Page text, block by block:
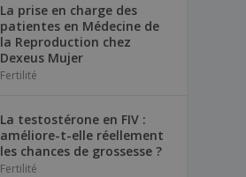
La prise en charge des
patientes en Médecine de
la Reproduction chez
Dexeus Mujer
Fertilité
La testostérone en FIV :
améliore-t-elle réellement
les chances de grossesse ?
Fertilité